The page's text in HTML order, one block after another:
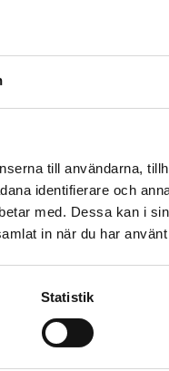
till användarna,
identifierare och
med. Dessa kan i
in när du har
Statistik